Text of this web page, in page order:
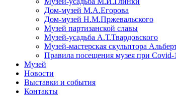
Дом-музей М.А.Егорова
Дом-музей Н.М.Пржевальского
Музей партизанской славы
Музей-усадьба А.Т.Твардовского
Музей-мастерская скульптора
Правила посещения музея при Covid-
Музей
Новости
Выставки и события
Контакты